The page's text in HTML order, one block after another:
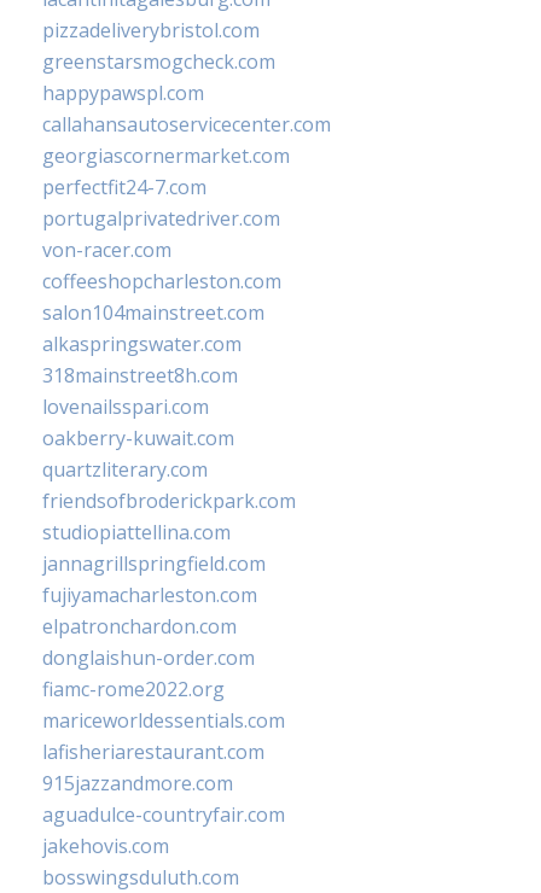
pizzadeliverybristol.com
greenstarsmogcheck.com
happypawspl.com
callahansautoservicecenter.com
georgiascornermarket.com
perfectfit24-7.com
portugalprivatedriver.com
von-racer.com
coffeeshopcharleston.com
salon104mainstreet.com
alkaspringswater.com
318mainstreet8h.com
lovenailsspari.com
oakberry-kuwait.com
quartzliterary.com
friendsofbroderickpark.com
studiopiattellina.com
jannagrillspringfield.com
fujiyamacharleston.com
elpatronchardon.com
donglaishun-order.com
fiamc-rome2022.org
mariceworldessentials.com
lafisheriarestaurant.com
915jazzandmore.com
aguadulce-countryfair.com
jakehovis.com
bosswingsduluth.com